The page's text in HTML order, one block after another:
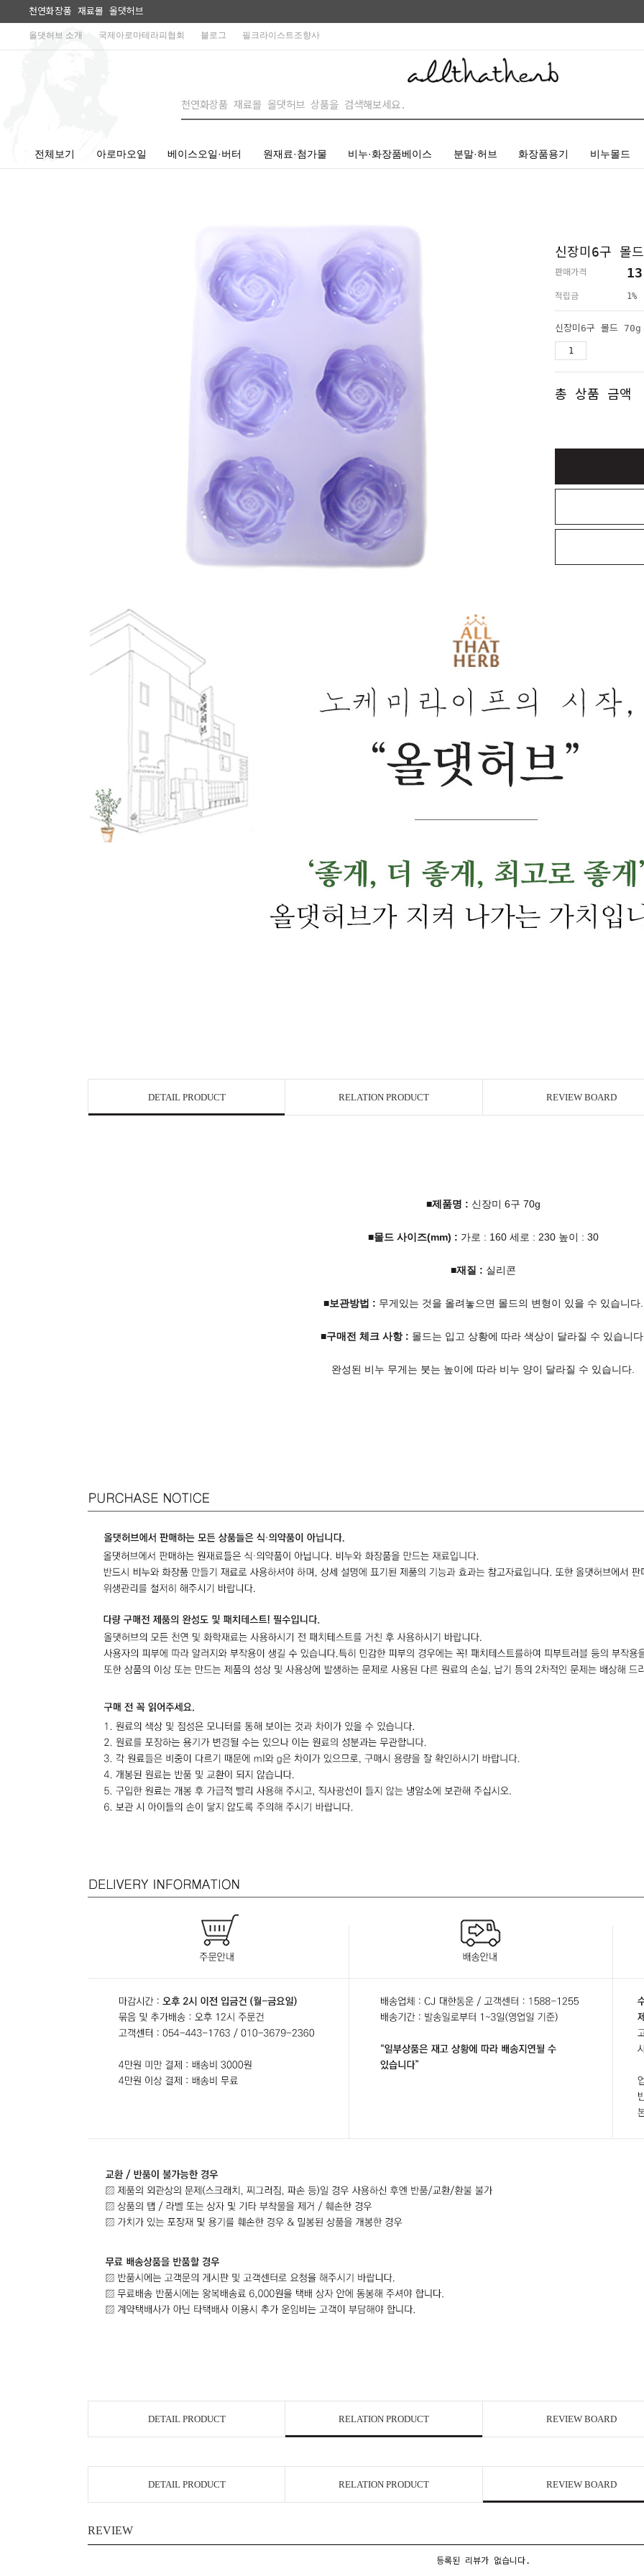
천연화장품 재료몰 올댓허브
올댓허브 소개 국제아로마테라피협회 블로그 필크라이스트조향사
전체보기 아로마오일 베이스오일·버터 원재료·첨가물 비누·화장품베이스 분말·허브 화장품용기 비누몰드
신장미6구 몰
판매가격
적립금 1%
신장미6구 몰드 70g
총 상품 금액
DETAIL PRODUCT RELATION PRODUCT REVIEW BOARD
■제품명 : 신장미 6구 70g
■몰드 사이즈(mm) : 가로 : 160 세로 : 230 높이 : 30
■재질 : 실리콘
■보관방법 : 무게있는 것을 올려놓으면 몰드의 변형이 있을 수 있습니다.
■구매전 체크 사항 : 몰드는 입고 상황에 따라 색상이 달라질 수 있습니
완성된 비누 무게는 붓는 높이에 따라 비누 양이 달라질 수 있습니다.
DETAIL PRODUCT RELATION PRODUCT REVIEW BOARD
DETAIL PRODUCT RELATION PRODUCT REVIEW BOARD
REVIEW
등록된 리뷰가 없습니다.